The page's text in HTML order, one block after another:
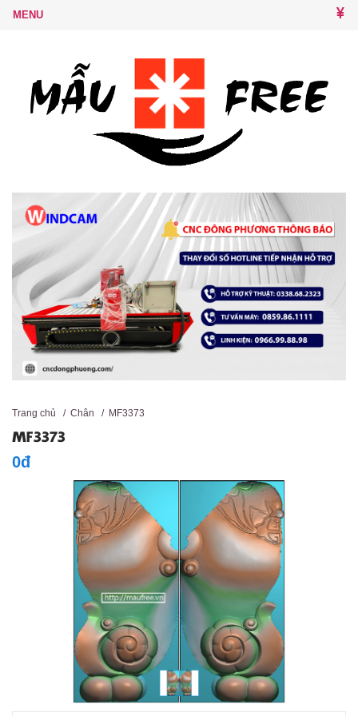
Trang chủ / Chân / MF3373
MF3373
0đ